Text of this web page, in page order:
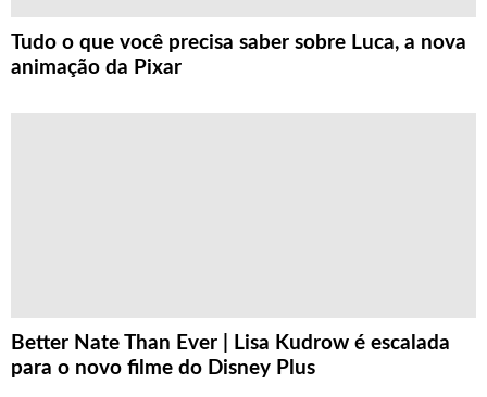
Tudo o que você precisa saber sobre Luca, a nova
animação da Pixar
Better Nate Than Ever | Lisa Kudrow é escalada
para o novo filme do Disney Plus